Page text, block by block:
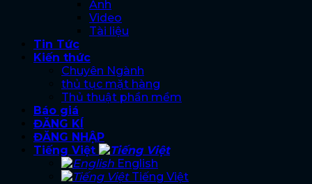
Ảnh
Video
Tài liệu
Tin Tức
Kiến thức
Chuyên Ngành
thủ tục mặt hàng
Thủ thuật phần mềm
Báo giá
ĐĂNG KÍ
ĐĂNG NHẬP
Tiếng Việt
English
Tiếng Việt